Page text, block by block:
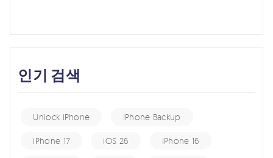
인기 검색
Unlock iPhone iPhone Backup
iPhone 17 iOS 26 iPhone 16